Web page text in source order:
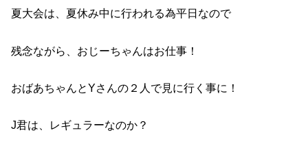
夏大会は、夏休み中に行われる為平日なので
残念ながら、おじーちゃんはお仕事！
おばあちゃんとYさんの２人で見に行く事に！
J君は、レギュラーなのか？